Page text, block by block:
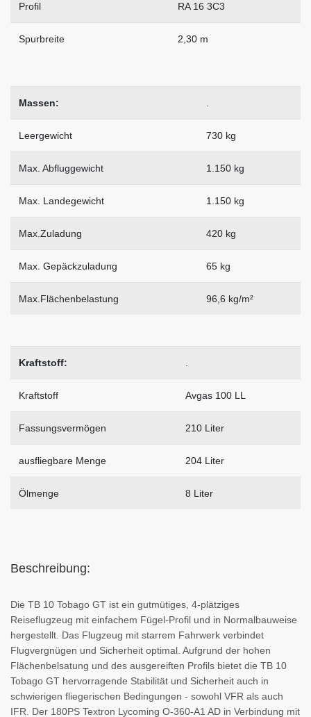
Profil RA 16 3C3
Spurbreite 2,30 m
Massen: .
Leergewicht 730 kg
Max. Abfluggewicht 1.150 kg
Max. Landegewicht 1.150 kg
Max.Zuladung 420 kg
Max. Gepäckzuladung 65 kg
Max.Flächenbelastung 96,6 kg/m²
Kraftstoff: .
Kraftstoff Avgas 100 LL
Fassungsvermögen 210 Liter
ausfliegbare Menge 204 Liter
Ölmenge 8 Liter
Beschreibung:
Die TB 10 Tobago GT ist ein gutmütiges, 4-plätziges
Reiseflugzeug mit einfachem Fügel-Profil und in Normalbauweise
hergestellt. Das Flugzeug mit starrem Fahrwerk verbindet
Flugvergnügen und Sicherheit optimal. Aufgrund der hohen
Flächenbelsatung und des ausgereiften Profils bietet die TB 10
Tobago GT hervorragende Stabilität und Sicherheit auch in
schwierigen fliegerischen Bedingungen - sowohl VFR als auch
IFR. Der 180PS Textron Lycoming O-360-A1 AD in Verbindung mit